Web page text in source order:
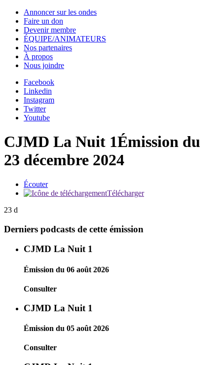
Annoncer sur les ondes
Faire un don
Devenir membre
ÉQUIPE/ANIMATEURS
Nos partenaires
À propos
Nous joindre
Facebook
Linkedin
Instagram
Twitter
Youtube
CJMD La Nuit 1Émission du
23 décembre 2024
Écouter
Télécharger
23 d
Derniers podcasts de cette émission
CJMD La Nuit 1
Émission du 06 août 2026
Consulter
CJMD La Nuit 1
Émission du 05 août 2026
Consulter